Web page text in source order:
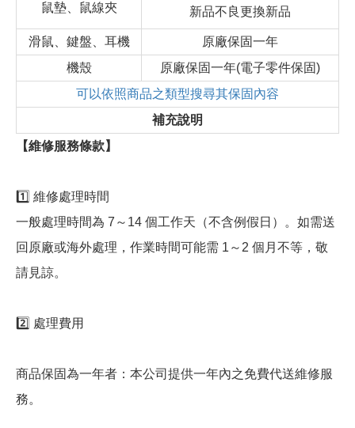
鼠墊、鼠線夾
新品不良更換新品
滑鼠、鍵盤、耳機
原廠保固一年
機殼
原廠保固一年(電子零件保固)
可以依照商品之類型搜尋其保固內容
補充說明
【維修服務條款】
1️⃣ 維修處理時間
一般處理時間為 7～14 個工作天（不含例假日）。如需送
回原廠或海外處理，作業時間可能需 1～2 個月不等，敬
請見諒。
2️⃣ 處理費用
商品保固為一年者：本公司提供一年內之免費代送維修服
務。